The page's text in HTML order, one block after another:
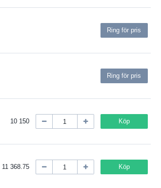
Ring för pris
Ring för pris
10 150 Köp
11 368.75 Köp